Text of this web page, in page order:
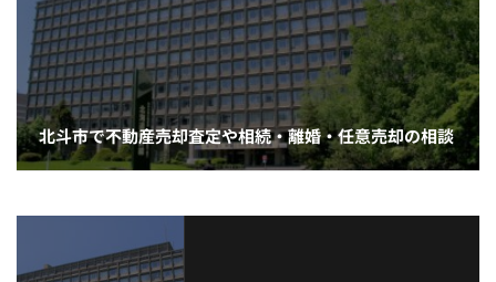
北斗市で不動産売却査定や相続・離婚・任意売却の相談